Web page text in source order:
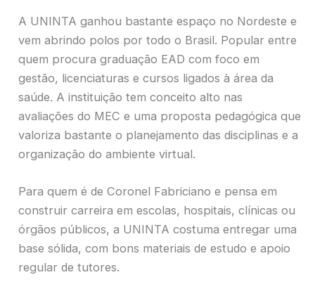
A UNINTA ganhou bastante espaço no Nordeste e
vem abrindo polos por todo o Brasil. Popular entre
quem procura graduação EAD com foco em
gestão, licenciaturas e cursos ligados à área da
saúde. A instituição tem conceito alto nas
avaliações do MEC e uma proposta pedagógica que
valoriza bastante o planejamento das disciplinas e a
organização do ambiente virtual.
Para quem é de Coronel Fabriciano e pensa em
construir carreira em escolas, hospitais, clínicas ou
órgãos públicos, a UNINTA costuma entregar uma
base sólida, com bons materiais de estudo e apoio
regular de tutores.